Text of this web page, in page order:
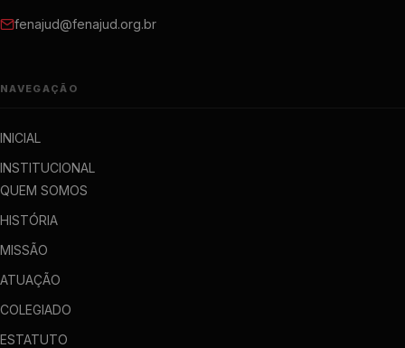
fenajud@fenajud.org.br
NAVEGAÇÃO
INICIAL
INSTITUCIONAL
QUEM SOMOS
HISTÓRIA
MISSÃO
ATUAÇÃO
COLEGIADO
ESTATUTO